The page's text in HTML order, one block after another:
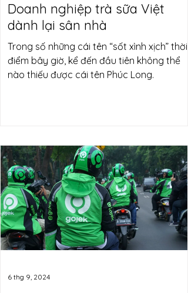
Doanh nghiệp trà sữa Việt
dành lại sân nhà
Trong số những cái tên “sốt xình xịch” thời
điểm bây giờ, kể đến đầu tiên không thể
nào thiếu được cái tên Phúc Long.
6 thg 9, 2024